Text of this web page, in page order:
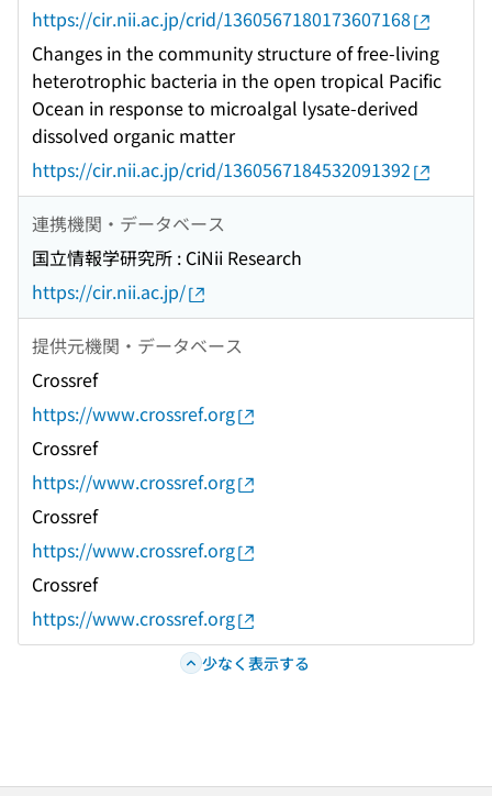
https://cir.nii.ac.jp/crid/1360567180173607168
Changes in the community structure of free-living
heterotrophic bacteria in the open tropical Pacific
Ocean in response to microalgal lysate-derived
dissolved organic matter
https://cir.nii.ac.jp/crid/1360567184532091392
連携機関・データベース
国立情報学研究所 : CiNii Research
https://cir.nii.ac.jp/
提供元機関・データベース
Crossref
https://www.crossref.org
Crossref
https://www.crossref.org
Crossref
https://www.crossref.org
Crossref
https://www.crossref.org
少なく表示する